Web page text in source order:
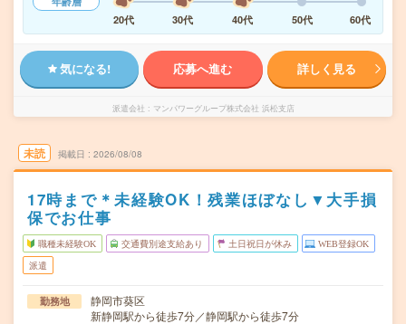
20代
30代 40代 50代 60代
気になる! 応募へ進む 詳しく見る
派遣会社 マンパワーグループ株式会社 浜松支店
未読 掲載日 2026/08/08
17時まで＊未経験OK！残業ほぼなし▼大手損
保でお仕事
職種未経験OK 交通費別途支給あり 土日祝日が休み WEB登録OK
派遣
勤務地
静岡市葵区
新静岡駅から徒歩7分／静岡駅から徒歩7分